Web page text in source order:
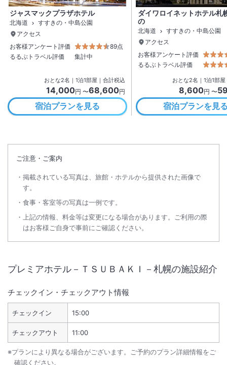
ジャスマックプラザホテル
北海道
すすきの・中島公園
アクセス
お客様アンケート評価
89点
るるぶトラベル評価
集計中
おとな2名 ｜ 1泊1部屋｜合計税込
14,000円 〜68,600円
宿泊プランを見る
ダイワロイネットホテル札
の
北海道
すすきの・中島公園
アクセス
お客様アンケート評価
るるぶトラベル評価
おとな2名 ｜ 1泊1部屋
8,600円 〜
宿泊プランを見
ご注意・ご案内
掲載されている写真は、旅館・ホテルから提供された画像で
す。
食事・客室等の写真は一例です。
上記の情報、料金等は変更になる場合があります。ご利用の際
はお客様ご自身で事前にご確認ください。
プレミアホテル－ＴＳＵＢＡＫＩ－札幌の施設紹介
チェックイン・チェックアウト情報
チェックイン 15:00
チェックアウト 11:00
※プランにより異なる場合がございます。ご予約のプラン詳細情報をご
確認ください。